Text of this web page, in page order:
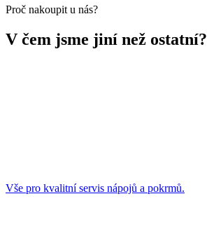
Proč nakoupit u nás?
V čem jsme jiní než ostatní?
Vše pro kvalitní servis nápojů a pokrmů.